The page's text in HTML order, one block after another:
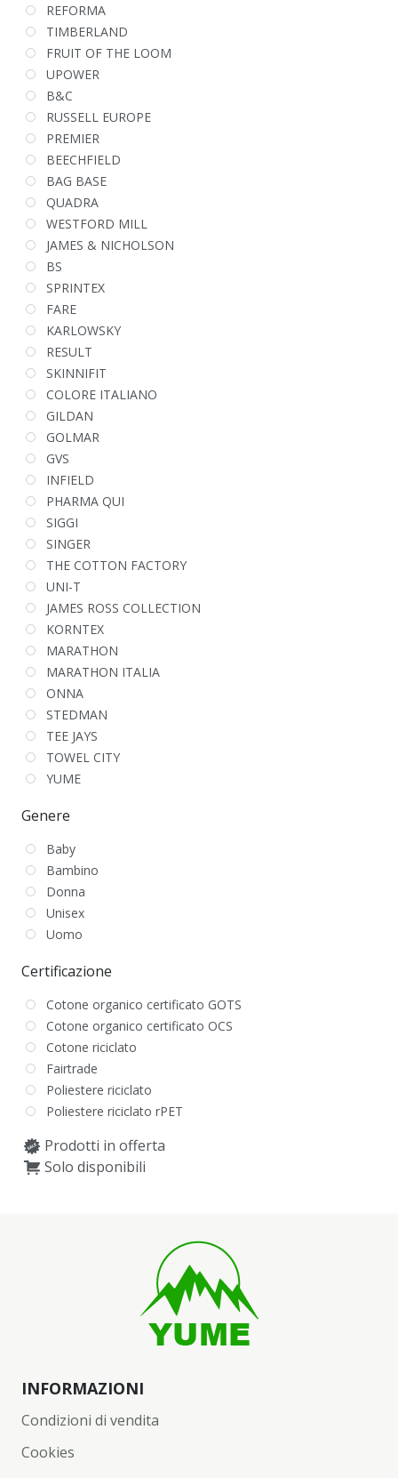
REFORMA
TIMBERLAND
FRUIT OF THE LOOM
UPOWER
B&C
RUSSELL EUROPE
PREMIER
BEECHFIELD
BAG BASE
QUADRA
WESTFORD MILL
JAMES & NICHOLSON
BS
SPRINTEX
FARE
KARLOWSKY
RESULT
SKINNIFIT
COLORE ITALIANO
GILDAN
GOLMAR
GVS
INFIELD
PHARMA QUI
SIGGI
SINGER
THE COTTON FACTORY
UNI-T
JAMES ROSS COLLECTION
KORNTEX
MARATHON
MARATHON ITALIA
ONNA
STEDMAN
TEE JAYS
TOWEL CITY
YUME
Genere
Baby
Bambino
Donna
Unisex
Uomo
Certificazione
Cotone organico certificato GOTS
Cotone organico certificato OCS
Cotone riciclato
Fairtrade
Poliestere riciclato
Poliestere riciclato rPET
Prodotti in offerta
Solo disponibili
INFORMAZIONI
Condizioni di vendita
Cookies